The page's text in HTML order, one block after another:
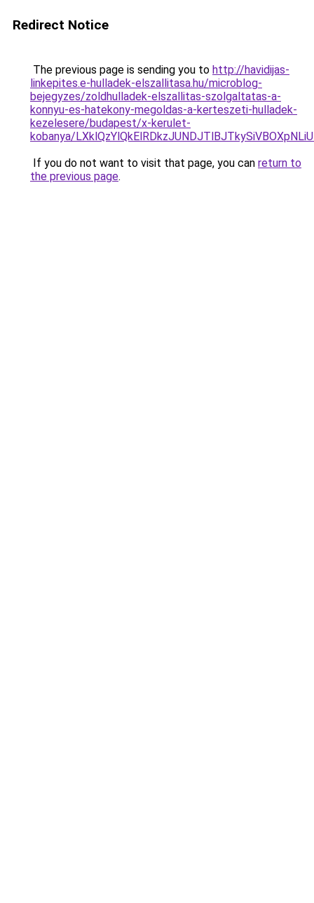
Redirect Notice
The previous page is sending you to http://havidijas-
linkepites.e-hulladek-elszallitasa.hu/microblog-
bejegyzes/zoldhulladek-elszallitas-szolgaltatas-a-
konnyu-es-hatekony-megoldas-a-kerteszeti-hulladek-
kezelesere/budapest/x-kerulet-
kobanya/
If you do not want to visit that page, you can return to
the previous page.